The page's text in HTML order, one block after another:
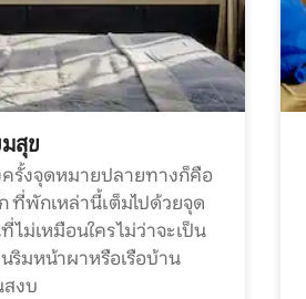
มสุข
รั้งจุดหมายปลายทางก็คือ
ที่พักเหล่านี้เต็มไปด้วยจุด
ไม่เหมือนใคร ไม่ว่าจะเป็น
ริมหน้าผาหรือเรือบ้าน
งบ